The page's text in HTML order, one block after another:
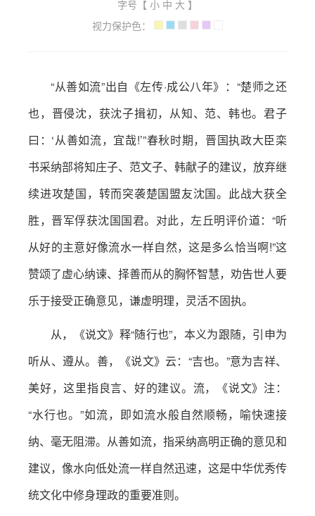
字号【 小 中 大 】
视力保护色：
“从善如流”出自《左传·成公八年》：“楚师之还
也，晋侵沈，获沈子揖初，从知、范、韩也。君子
曰：‘从善如流，宜哉!’”春秋时期，晋国执政大臣栾
书采纳部将知庄子、范文子、韩献子的建议，放弃继
续进攻楚国，转而突袭楚国盟友沈国。此战大获全
胜，晋军俘获沈国国君。对此，左丘明评价道：“听
从好的主意好像流水一样自然，这是多么恰当啊!”这
赞颂了虚心纳谏、择善而从的胸怀智慧，劝告世人要
乐于接受正确意见，谦虚明理，灵活不固执。
从，《说文》释“随行也”，本义为跟随，引申为
听从、遵从。善，《说文》云：“吉也。”意为吉祥、
美好，这里指良言、好的建议。流，《说文》注：
“水行也。”如流，即如流水般自然顺畅，喻快速接
纳、毫无阻滞。从善如流，指采纳高明正确的意见和
建议，像水向低处流一样自然迅速，这是中华优秀传
统文化中修身理政的重要准则。